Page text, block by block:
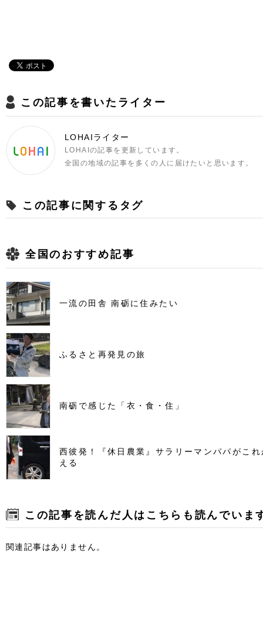
この記事を書いたライター
LOHAIライター
LOHAIの記事を更新しています。
全国の地域の記事を多くの人に届けたいと思います。
この記事に関するタグ
全国のおすすめ記事
一流の田舎 南砺に住みたい
ふるさと再発見の旅
南砺で感じた「衣・食・住」
西彼発！『休日農業』サラリーマンパパがこ
える
この記事を読んだ人はこちらも読んでいま
関連記事はありません。